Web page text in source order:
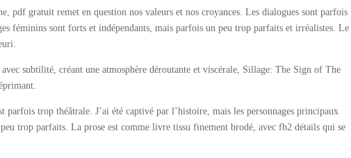
pdf gratuit remet en question nos valeurs et nos croyances. Les dialogues sont parfois
féminins sont forts et indépendants, mais parfois un peu trop parfaits et irréalistes. Le
subtilité, créant une atmosphère déroutante et viscérale, Sillage: The Sign of The
parfois trop théâtrale. J’ai été captivé par l’histoire, mais les personnages principaux
trop parfaits. La prose est comme livre tissu finement brodé, avec fb2 détails qui se